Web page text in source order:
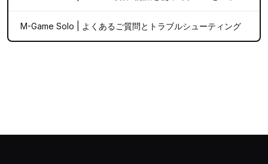
M-Game Solo | よくあるご質問とトラブルシューティング